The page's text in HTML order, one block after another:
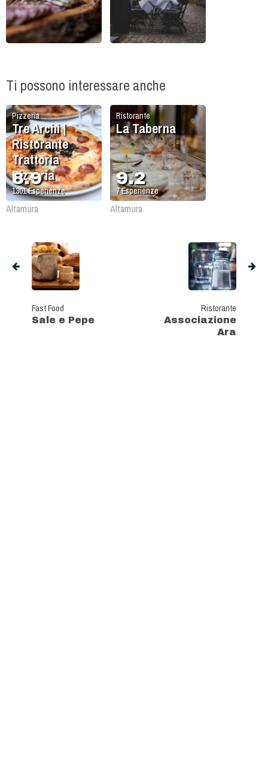
Ti possono interessare anche
Pizzeria
Tre Archi |
Ristorante
Trattoria
Pizzeria
8.9
1301Esperienze
Altamura
Ristorante
La Taberna
9.2
7Esperienze
Altamura
Fast Food
Sale e Pepe
Ristorante
Associazione
Ara